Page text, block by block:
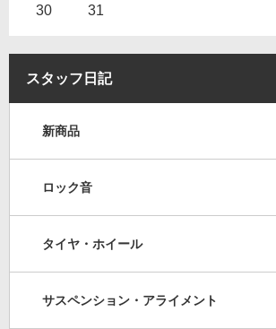
30 31
スタッフ日記
新商品
ロック音
タイヤ・ホイール
サスペンション・アライメント